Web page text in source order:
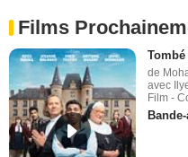
Films
de
avec
Film -